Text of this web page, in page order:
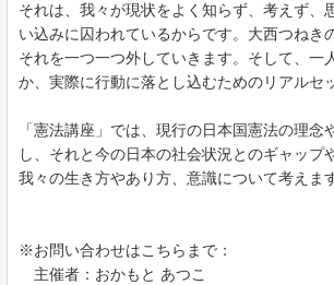
それは、我々が現状をよく知らず、考えず、
い込みに囚われているからです。大西つねき
それを一つ一つ外していきます。そして、一
か、実際に行動に落とし込むためのリアルセ
「憲法講座」では、現行の日本国憲法の理念
し、それと今の日本の社会状況とのギャップ
我々の生き方やあり方、意識について考えます
※お問い合わせはこちらまで：
主催者：おかもと あつこ